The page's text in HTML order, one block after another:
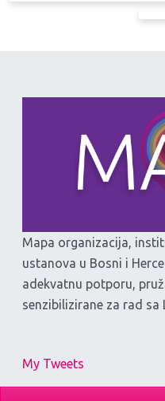
Mapa organizacija,
ustanova u Bosni i
adekvatnu potporu,
senzibilizirane za rad sa
My Tweets